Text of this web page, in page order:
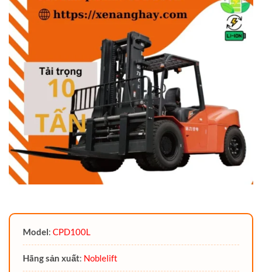
Model: CPD100L
Hãng sản xuất: Noblelift